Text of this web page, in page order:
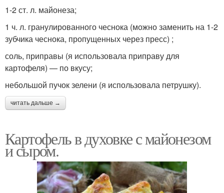
1-2 ст. л. майонеза;
1 ч. л. гранулированного чеснока (можно заменить на 1-2
зубчика чеснока, пропущенных через пресс) ;
соль, приправы (я использовала приправу для
картофеля) — по вкусу;
небольшой пучок зелени (я использовала петрушку).
читать дальше →
Картофель в духовке с майонезом
и сыром.